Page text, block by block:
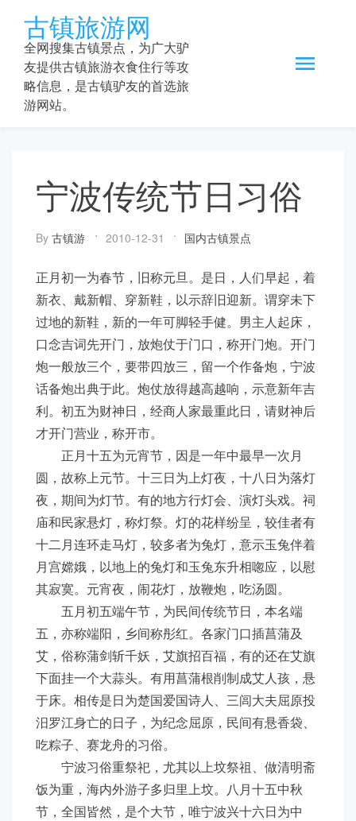
content
古镇旅游网
全网搜集古镇景点，为广大驴
友提供古镇旅游衣食住行等攻
略信息，是古镇驴友的首选旅
游网站。
宁波传统节日习俗
By 古镇游 2010-12-31 国内古镇景点
正月初一为春节，旧称元旦。是日，人们早起，着
新衣、戴新帽、穿新鞋，以示辞旧迎新。谓穿未下
过地的新鞋，新的一年可脚轻手健。男主人起床，
口念吉词先开门，放炮仗于门口，称开门炮。开门
炮一般放三个，要带四放三，留一个作备炮，宁波
话备炮出典于此。炮仗放得越高越响，示意新年吉
利。初五为财神日，经商人家最重此日，请财神后
才开门营业，称开市。
正月十五为元宵节，因是一年中最早一次月
圆，故称上元节。十三日为上灯夜，十八日为落灯
夜，期间为灯节。有的地方行灯会、演灯头戏。祠
庙和民家悬灯，称灯祭。灯的花样纷呈，较佳者有
十二月连环走马灯，较多者为兔灯，意示玉兔伴着
月宫嫦娥，以地上的兔灯和玉兔东升相唿应，以慰
其寂寞。元宵夜，闹花灯，放鞭炮，吃汤圆。
五月初五端午节，为民间传统节日，本名端
五，亦称端阳，乡间称彤红。各家门口插菖蒲及
艾，俗称蒲剑斩千妖，艾旗招百福，有的还在艾旗
下面挂一个大蒜头。有用菖蒲根削制成艾人孩，悬
于床。相传是日为楚国爱国诗人、三闾大夫屈原投
汨罗江身亡的日子，为纪念屈原，民间有悬香袋、
吃粽子、赛龙舟的习俗。
宁波习俗重祭祀，尤其以上坟祭祖、做清明斋
饭为重，海内外游子多归里上坟。八月十五中秋
节，全国皆然，是个大节，唯宁波兴十六日为中